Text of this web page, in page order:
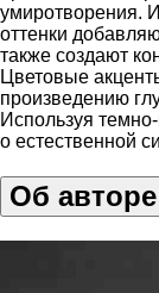
умиротворения.
оттенки
также создают
Цветовые
произведению
Используя
о естественной
Об авторе